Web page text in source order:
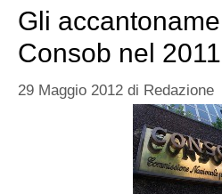
Gli
Consob nel 2011
29 Maggio 2012 di Redazione